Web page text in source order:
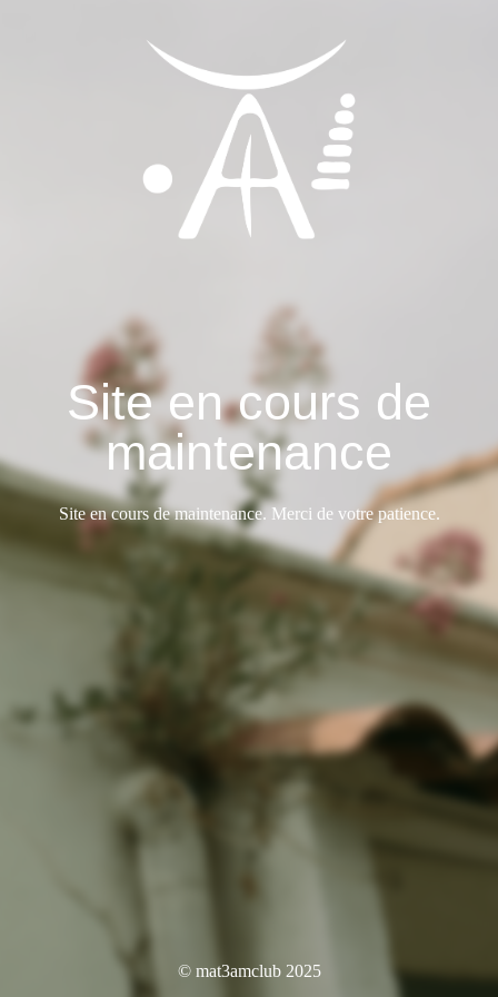
Site en cours de
maintenance
Site en cours de maintenance. Merci de votre patience.
© mat3amclub 2025